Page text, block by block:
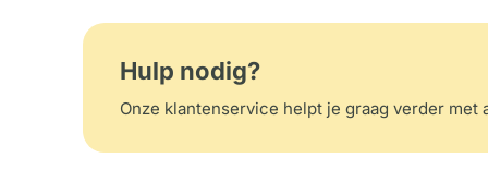
Hulp nodig?
Onze klantenservice helpt je graag verder met